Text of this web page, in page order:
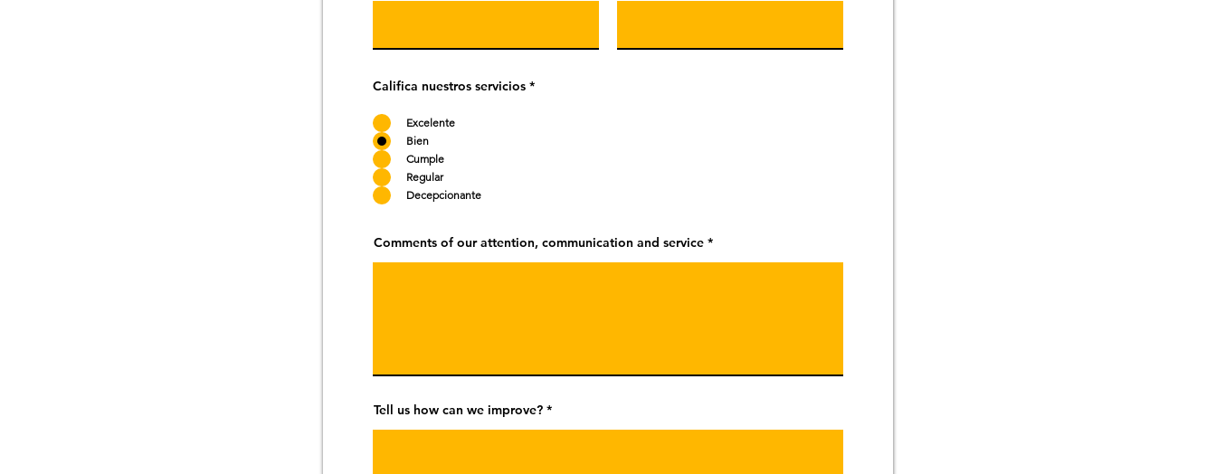
Califica nuestros servicios *
Excelente
Bien
Cumple
Regular
Decepcionante
Comments of our attention, communication and service
Tell us how can we improve?